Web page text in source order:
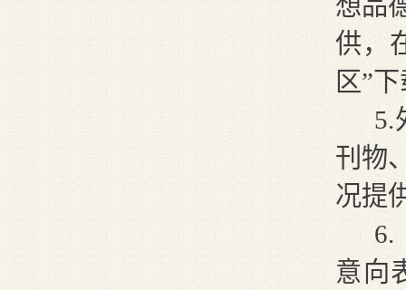
供，
区”
5.
刊物
况提
6.
意向